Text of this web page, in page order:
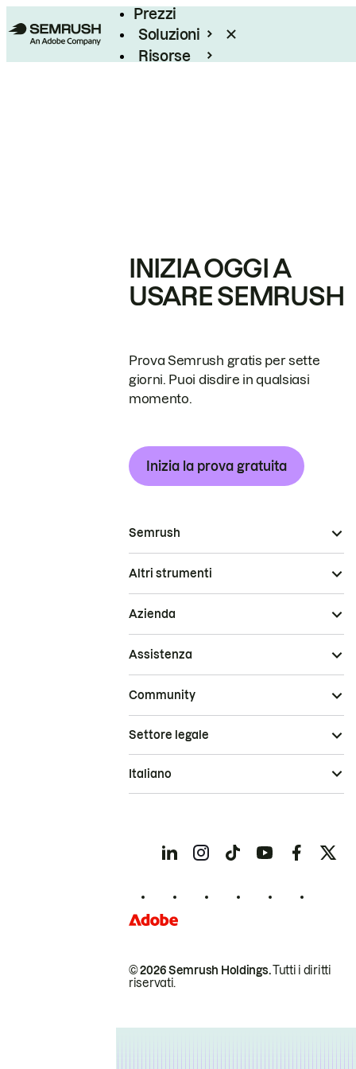
Prezzi
Soluzioni
Risorse
INIZIA OGGI A
USARE SEMRUSH
Prova Semrush gratis per sette
giorni. Puoi disdire in qualsiasi
momento.
Inizia la prova gratuita
Semrush
Altri strumenti
Azienda
Assistenza
Community
© 2026 Semrush Holdings.Tutti i diritti
riservati.
Settore legale
Italiano